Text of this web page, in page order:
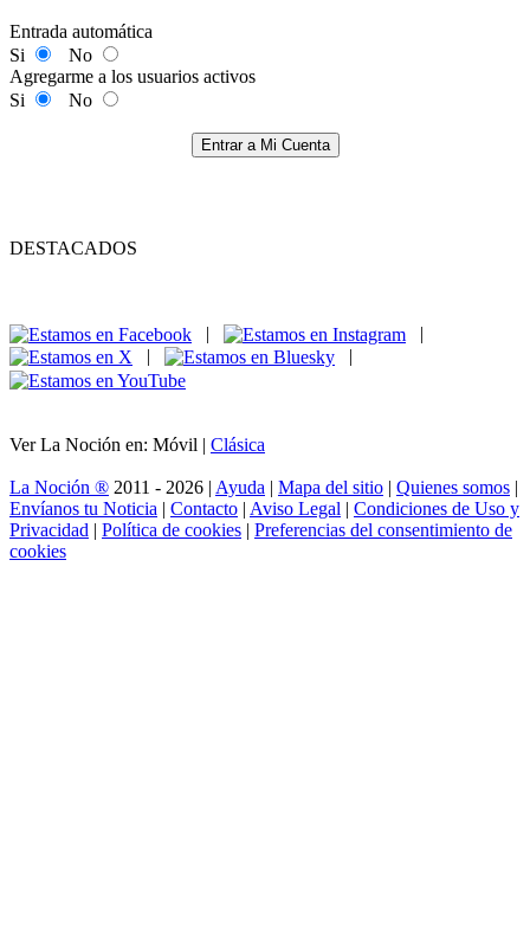
Entrada automática
Si
No
Agregarme a los usuarios activos
Si
No
Entrar a Mi Cuenta
DESTACADOS
|
|
|
|
Ver La Noción en: Móvil | Clásica
La Noción ® 2011 - 2026 | Ayuda | Mapa del sitio | Quienes somos |
Envíanos tu Noticia | Contacto | Aviso Legal | Condiciones de Uso y
Privacidad | Política de cookies | Preferencias del consentimiento de
cookies